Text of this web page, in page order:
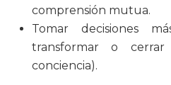
comprensión mutua.
Tomar decisiones
transformar o
conciencia).